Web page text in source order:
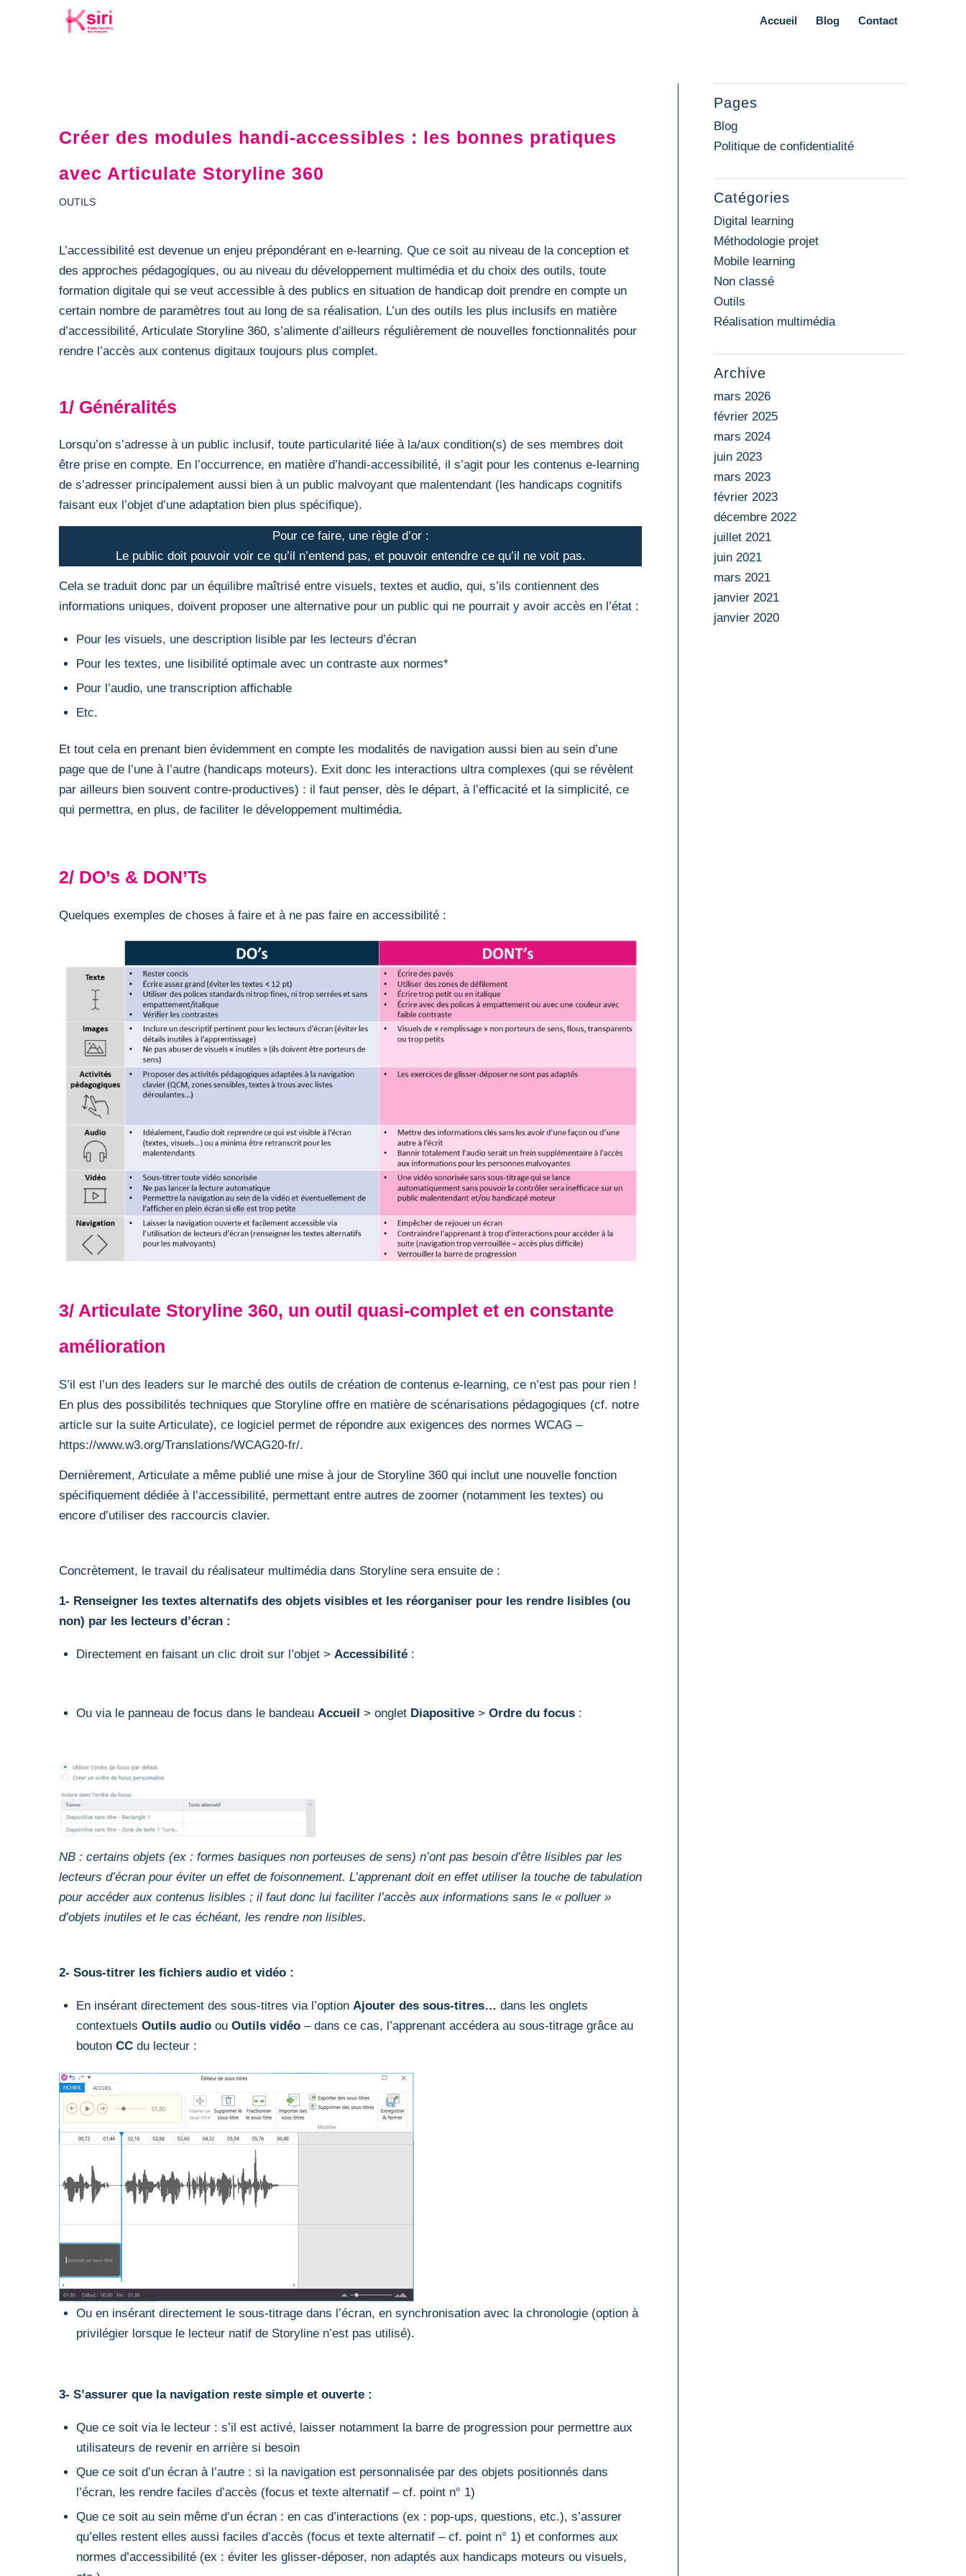
Accueil Blog Contact
Créer des modules handi-accessibles : les bonnes pratiques
avec Articulate Storyline 360
OUTILS
L’accessibilité est devenue un enjeu prépondérant en e-learning. Que ce soit au niveau de la conception et
des approches pédagogiques, ou au niveau du développement multimédia et du choix des outils, toute
formation digitale qui se veut accessible à des publics en situation de handicap doit prendre en compte un
certain nombre de paramètres tout au long de sa réalisation. L’un des outils les plus inclusifs en matière
d’accessibilité, Articulate Storyline 360, s’alimente d’ailleurs régulièrement de nouvelles fonctionnalités pour
rendre l’accès aux contenus digitaux toujours plus complet.
1/ Généralités
Lorsqu’on s’adresse à un public inclusif, toute particularité liée à la/aux condition(s) de ses membres doit
être prise en compte. En l’occurrence, en matière d’handi-accessibilité, il s’agit pour les contenus e-learning
de s’adresser principalement aussi bien à un public malvoyant que malentendant (les handicaps cognitifs
faisant eux l’objet d’une adaptation bien plus spécifique).
Pour ce faire, une règle d’or :
Le public doit pouvoir voir ce qu’il n’entend pas, et pouvoir entendre ce qu’il ne voit pas.
Cela se traduit donc par un équilibre maîtrisé entre visuels, textes et audio, qui, s’ils contiennent des
informations uniques, doivent proposer une alternative pour un public qui ne pourrait y avoir accès en l’état :
Pour les visuels, une description lisible par les lecteurs d’écran
Pour les textes, une lisibilité optimale avec un contraste aux normes*
Pour l’audio, une transcription affichable
Etc.
Et tout cela en prenant bien évidemment en compte les modalités de navigation aussi bien au sein d’une
page que de l’une à l’autre (handicaps moteurs). Exit donc les interactions ultra complexes (qui se révèlent
par ailleurs bien souvent contre-productives) : il faut penser, dès le départ, à l’efficacité et la simplicité, ce
qui permettra, en plus, de faciliter le développement multimédia.
2/ DO’s & DON’Ts
Quelques exemples de choses à faire et à ne pas faire en accessibilité :
3/ Articulate Storyline 360, un outil quasi-complet et en constante
amélioration
S’il est l’un des leaders sur le marché des outils de création de contenus e-learning, ce n’est pas pour rien !
En plus des possibilités techniques que Storyline offre en matière de scénarisations pédagogiques (cf. notre
article sur la suite Articulate), ce logiciel permet de répondre aux exigences des normes WCAG –
https://www.w3.org/Translations/WCAG20-fr/.
Dernièrement, Articulate a même publié une mise à jour de Storyline 360 qui inclut une nouvelle fonction
spécifiquement dédiée à l’accessibilité, permettant entre autres de zoomer (notamment les textes) ou
encore d’utiliser des raccourcis clavier.
Concrètement, le travail du réalisateur multimédia dans Storyline sera ensuite de :
1- Renseigner les textes alternatifs des objets visibles et les réorganiser pour les rendre lisibles (ou
non) par les lecteurs d’écran :
Directement en faisant un clic droit sur l’objet > Accessibilité :
Ou via le panneau de focus dans le bandeau Accueil > onglet Diapositive > Ordre du focus :
NB : certains objets (ex : formes basiques non porteuses de sens) n’ont pas besoin d’être lisibles par les
lecteurs d’écran pour éviter un effet de foisonnement. L’apprenant doit en effet utiliser la touche de tabulation
pour accéder aux contenus lisibles ; il faut donc lui faciliter l’accès aux informations sans le « polluer »
d’objets inutiles et le cas échéant, les rendre non lisibles.
2- Sous-titrer les fichiers audio et vidéo :
En insérant directement des sous-titres via l’option Ajouter des sous-titres… dans les onglets
contextuels Outils audio ou Outils vidéo – dans ce cas, l’apprenant accédera au sous-titrage grâce au
bouton CC du lecteur :
Ou en insérant directement le sous-titrage dans l’écran, en synchronisation avec la chronologie (option à
privilégier lorsque le lecteur natif de Storyline n’est pas utilisé).
3- S’assurer que la navigation reste simple et ouverte :
Que ce soit via le lecteur : s’il est activé, laisser notamment la barre de progression pour permettre aux
utilisateurs de revenir en arrière si besoin
Que ce soit d’un écran à l’autre : si la navigation est personnalisée par des objets positionnés dans
l’écran, les rendre faciles d’accès (focus et texte alternatif – cf. point n° 1)
Que ce soit au sein même d’un écran : en cas d’interactions (ex : pop-ups, questions, etc.), s’assurer
qu’elles restent elles aussi faciles d’accès (focus et texte alternatif – cf. point n° 1) et conformes aux
normes d’accessibilité (ex : éviter les glisser-déposer, non adaptés aux handicaps moteurs ou visuels,
Pages
Blog
Politique de confidentialité
Catégories
Digital learning
Méthodologie projet
Mobile learning
Non classé
Outils
Réalisation multimédia
Archive
mars 2026
février 2025
mars 2024
juin 2023
mars 2023
février 2023
décembre 2022
juillet 2021
juin 2021
mars 2021
janvier 2021
janvier 2020